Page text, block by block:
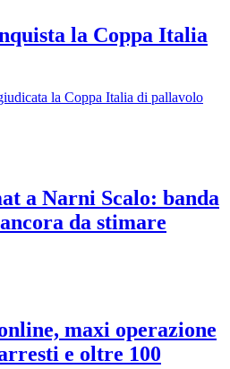
la Coppa Italia
la Coppa Italia di pallavolo
a Narni Scalo: banda
da stimare
maxi operazione
e oltre 100